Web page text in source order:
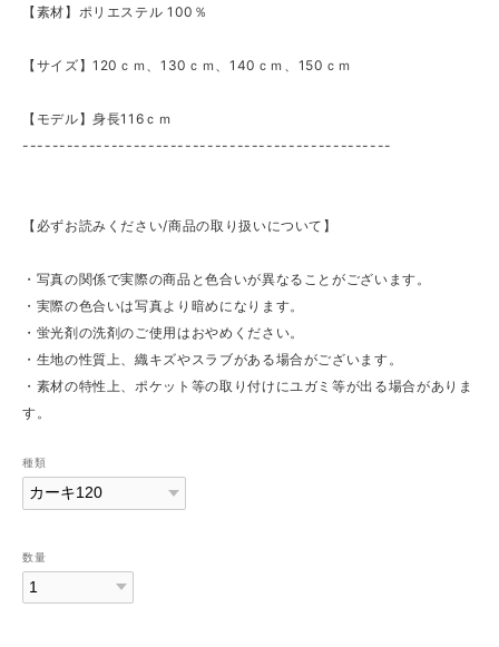
【素材】ポリエステル 100％
【サイズ】120ｃｍ、130ｃｍ、140ｃｍ、150ｃｍ
【モデル】身長116ｃｍ
--------------------------------------------------
【必ずお読みください/商品の取り扱いについて】
・写真の関係で実際の商品と色合いが異なることがございます。
・実際の色合いは写真より暗めになります。
・蛍光剤の洗剤のご使用はおやめください。
・生地の性質上、織キズやスラブがある場合がございます。
・素材の特性上、ポケット等の取り付けにユガミ等が出る場合がありま
す。
種類
数量